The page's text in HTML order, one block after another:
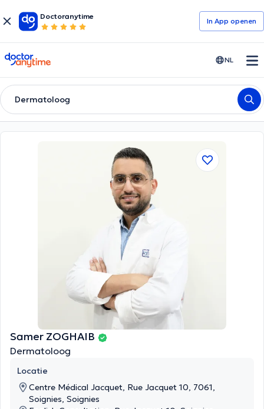
Doctoranytime
In App openen
doctoranytime NL
Dermatoloog
Samer ZOGHAIB
Dermatoloog
Locatie
Centre Médical Jacquet, Rue Jacquet 10, 7061,
Soignies, Soignies